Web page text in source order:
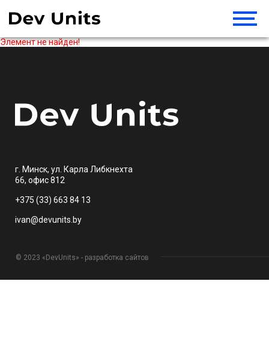
Элемент не найден!
г. Минск, ул. Карла Либкнехта
66, офис 812
+375 (33) 663 84 13
ivan@devunits.by
© 2023 «DevUnits» - разработка сайтов